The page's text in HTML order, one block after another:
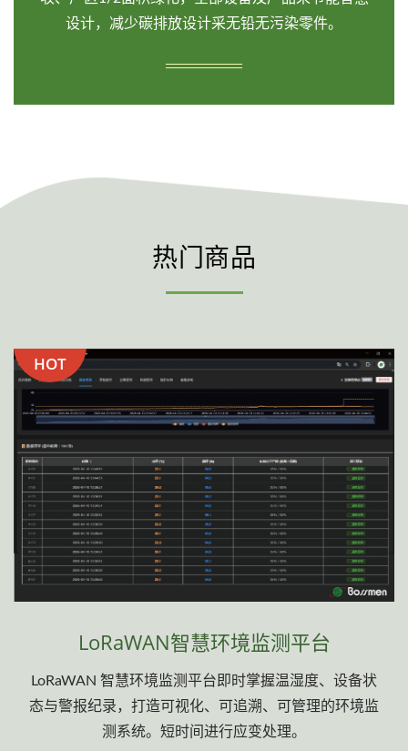
设计，减少碳排放设计采无铅无污染零件。
热门商品
HOT
LoRaWAN智慧环境监测平台
LoRaWAN 智慧环境监测平台即时掌握温湿度、设备状
态与警报纪录，打造可视化、可追溯、可管理的环境监
测系统。短时间进行应变处理。